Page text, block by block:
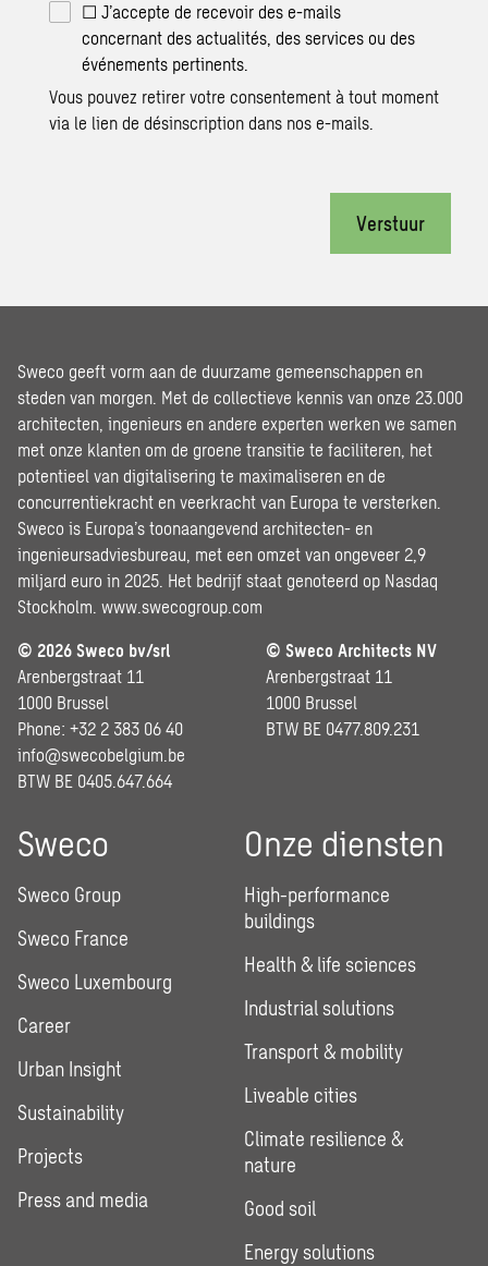
☐ J’accepte de recevoir des e-mails
concernant des actualités, des services ou des
événements pertinents.
Vous pouvez retirer votre consentement à tout moment
via le lien de désinscription dans nos e-mails.
Verstuur
Sweco geeft vorm aan de duurzame gemeenschappen en
steden van morgen. Met de collectieve kennis van onze 23.000
architecten, ingenieurs en andere experten werken we samen
met onze klanten om de groene transitie te faciliteren, het
potentieel van digitalisering te maximaliseren en de
concurrentiekracht en veerkracht van Europa te versterken.
Sweco is Europa’s toonaangevend architecten- en
ingenieursadviesbureau, met een omzet van ongeveer 2,9
miljard euro in 2025. Het bedrijf staat genoteerd op Nasdaq
Stockholm. www.swecogroup.com
© 2026 Sweco bv/srl
Arenbergstraat 11
1000 Brussel
Phone: +32 2 383 06 40
info@swecobelgium.be
BTW BE 0405.647.664
© Sweco Architects NV
Arenbergstraat 11
1000 Brussel
BTW BE 0477.809.231
Sweco
Sweco Group
Sweco France
Sweco Luxembourg
Career
Urban Insight
Sustainability
Projects
Press and media
Onze diensten
High-performance
buildings
Health & life sciences
Industrial solutions
Transport & mobility
Liveable cities
Climate resilience &
nature
Good soil
Energy solutions